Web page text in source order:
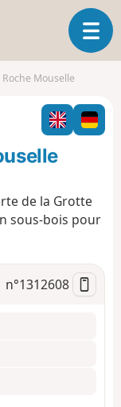
O
u
i
r
l
v
i
t
Mouselle
de la Grotte
sous-bois pour
n°1312608